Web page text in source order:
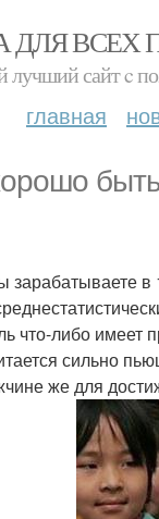
ДЛЯ
лучший сайт c
главная
зарабатываете в
что-либо имеет
сильно
же для